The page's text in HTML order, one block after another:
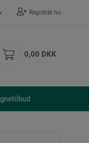
Registrér nu
0,00 DKK